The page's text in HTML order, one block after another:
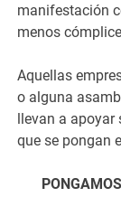
manifestación
menos
Aquellas
o alguna
llevan a apoyar
que se pongan